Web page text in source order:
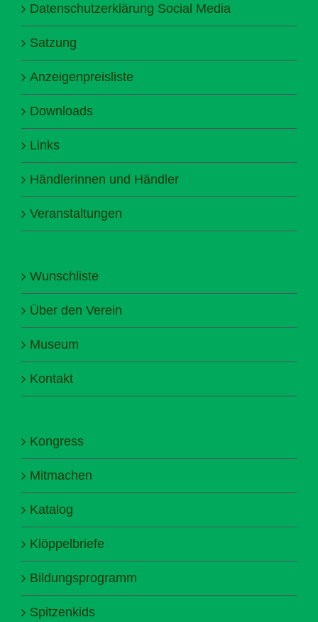
Datenschutzerklärung Social Media
Satzung
Anzeigenpreisliste
Downloads
Links
Händlerinnen und Händler
Veranstaltungen
Wunschliste
Über den Verein
Museum
Kontakt
Kongress
Mitmachen
Katalog
Klöppelbriefe
Bildungsprogramm
Spitzenkids